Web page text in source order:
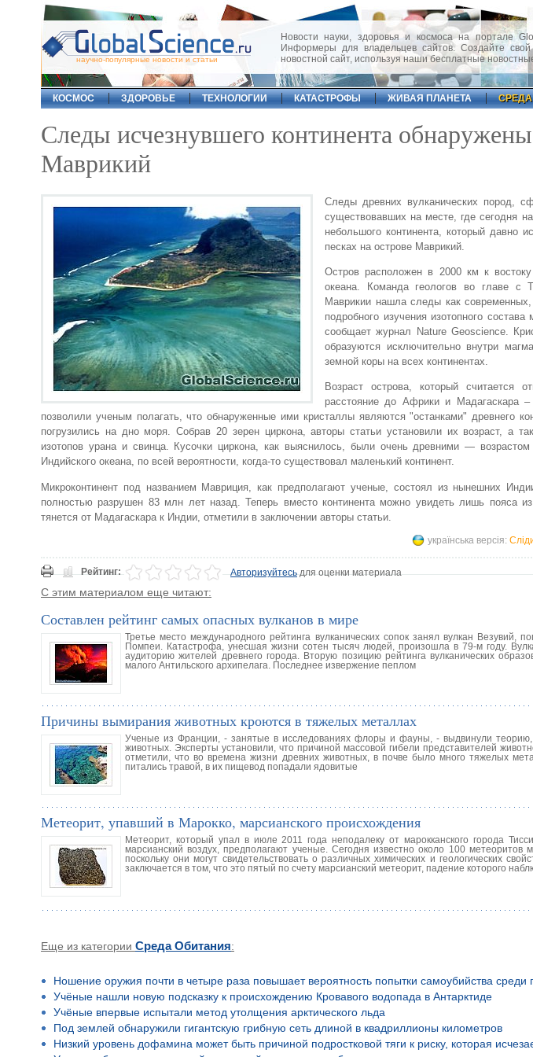
научно-популярные новости и статьи
Новости науки, здоровья и космоса на портале
Информеры для владельцев сайтов. Создайте свой
новостной сайт, используя наши бесплатные
КОСМОС
ЗДОРОВЬЕ ТЕХНОЛОГИИ КАТАСТРОФЫ ЖИВАЯ ПЛАНЕТА
Следы исчезнувшего континента
Маврикий
Следы древних вулканических пород,
существовавших на месте, где сегодня
небольшого континента, который давно
песках на острове Маврикий.
Остров расположен в 2000 км к
океана. Команда геологов во главе с
Маврикии нашла следы как современных,
подробного изучения изотопного
сообщает журнал Nature Geoscience.
образуются исключительно внутри
земной коры на всех континентах.
Возраст острова, который считается
расстояние до Африки и Мадагаскара
позволили ученым полагать, что обнаруженные ими кристаллы являются "останками" древнего
погрузились на дно моря. Собрав 20 зерен циркона, авторы статьи установили их возраст, а
изотопов урана и свинца. Кусочки циркона, как выяснилось, были очень древними —
Индийского океана, по всей вероятности, когда-то существовал маленький континент.
Микроконтинент под названием Мавриция, как предполагают ученые, состоял из нынешних
полностью разрушен 83 млн лет назад. Теперь вместо континента можно увидеть лишь пояса
тянется от Мадагаскара к Индии, отметили в заключении авторы статьи.
українська версія:
Рейтинг: Авторизуйтесьдля оценки материала
С этим материалом еще читают:
Составлен рейтинг самых опасных вулканов в мире
Третье место международного рейтинга вулканических сопок занял вулкан Везувий,
Помпеи. Катастрофа, унесшая жизни сотен тысяч людей, произошла в 79-м году.
аудиторию жителей древнего города. Вторую позицию рейтинга вулканических
малого Антильского архипелага. Последнее извержение пеплом
Причины вымирания животных кроются в тяжелых металлах
Ученые из Франции, - занятые в исследованиях флоры и фауны, - выдвинули
животных. Эксперты установили, что причиной массовой гибели представителей
отметили, что во времена жизни древних животных, в почве было много тяжелых
питались травой, в их пищевод попадали ядовитые
Метеорит, упавший в Марокко, марсианского происхождения
Метеорит, который упал в июле 2011 года неподалеку от марокканского города
марсианский воздух, предполагают ученые. Сегодня известно около 100 метеоритов
поскольку они могут свидетельствовать о различных химических и геологических
заключается в том, что это пятый по счету марсианский метеорит, падение которого
Еще из категории Среда Обитания:
Ношение оружия почти в четыре раза повышает вероятность попытки самоубийства среди
Учёные нашли новую подсказку к происхождению Кровавого водопада в Антарктиде
Учёные впервые испытали метод утолщения арктического льда
Под землей обнаружили гигантскую грибную сеть длиной в квадриллионы километров
Низкий уровень дофамина может быть причиной подростковой тяги к риску, которая